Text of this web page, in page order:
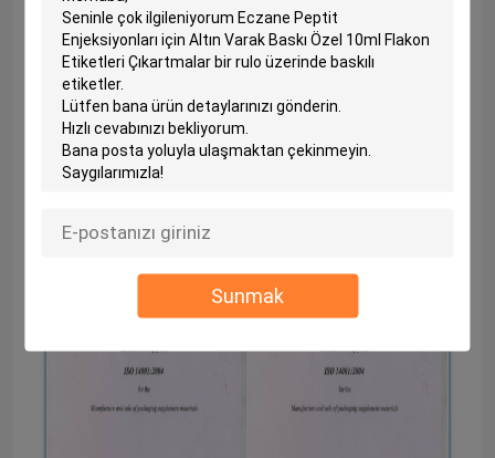
Sunmak
bakımını yapar ve her yeni makine grubu değiştirilir.
dört yıl. A-kaynak her mevsim ulusal makamlara
kalite kontrol raporları sunmak, kalite
SGS ve ISO Standartlarını karşılar.